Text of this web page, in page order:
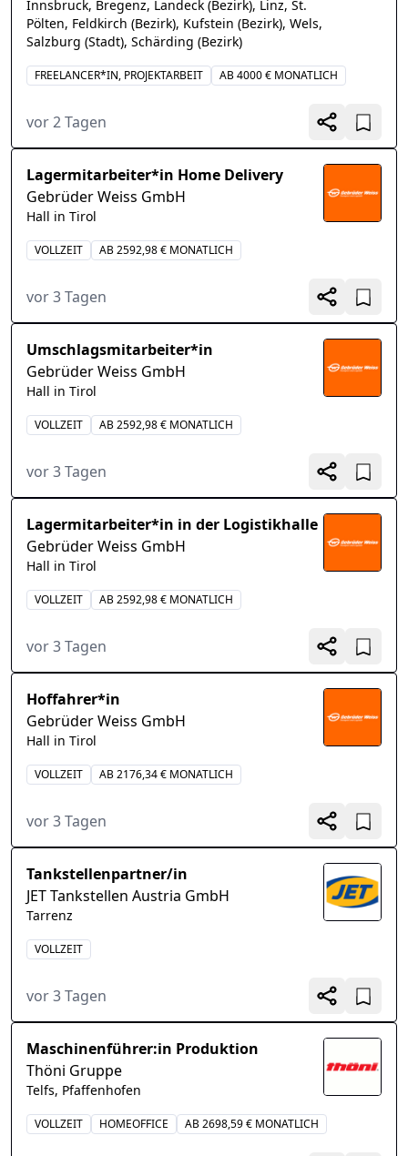
Innsbruck, Bregenz, Landeck (Bezirk), Linz, St.
Pölten, Feldkirch (Bezirk), Kufstein (Bezirk), Wels,
Salzburg (Stadt), Schärding (Bezirk)
FREELANCER*IN, PROJEKTARBEIT AB 4000 € MONATLICH
vor 2 Tagen
Lagermitarbeiter*in Home Delivery
Gebrüder Weiss GmbH
Hall in Tirol
VOLLZEIT AB 2592,98 € MONATLICH
vor 3 Tagen
Umschlagsmitarbeiter*in
Gebrüder Weiss GmbH
Hall in Tirol
VOLLZEIT AB 2592,98 € MONATLICH
vor 3 Tagen
Lagermitarbeiter*in in der Logistikhalle
Gebrüder Weiss GmbH
Hall in Tirol
VOLLZEIT AB 2592,98 € MONATLICH
vor 3 Tagen
Hoffahrer*in
Gebrüder Weiss GmbH
Hall in Tirol
VOLLZEIT AB 2176,34 € MONATLICH
vor 3 Tagen
Tankstellenpartner/in
JET Tankstellen Austria GmbH
Tarrenz
VOLLZEIT
vor 3 Tagen
Maschinenführer:in Produktion
Thöni Gruppe
Telfs, Pfaffenhofen
VOLLZEIT HOMEOFFICE AB 2698,59 € MONATLICH